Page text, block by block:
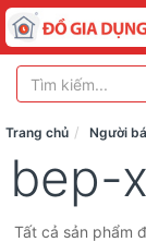
Trang chủ Người
bep-
Tất cả sản phẩm